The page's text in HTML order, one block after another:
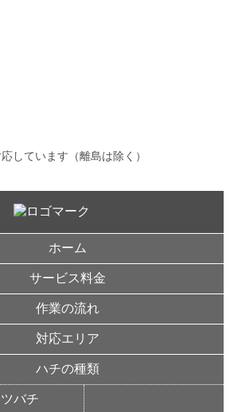
しています（離島は除く）
ホーム
サービス料金
作業の流れ
対応エリア
ハチの種類
ツバチ